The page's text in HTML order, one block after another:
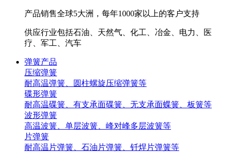
产品销售全球5大洲，每年1000家以上的客户支持
供应行业包括石油、天然气、化工、冶金、电力、医
疗、军工、汽车
弹簧产品
压缩弹簧
耐高温弹簧、圆柱螺旋压缩弹簧等
碟形弹簧
耐高温碟簧、有支承面碟簧、无支承面蝶簧、板簧等
波形弹簧
高温波簧、单层波簧、峰对峰多层波簧等
片弹簧
耐高温片弹簧、石油片弹簧、钎焊片弹簧等